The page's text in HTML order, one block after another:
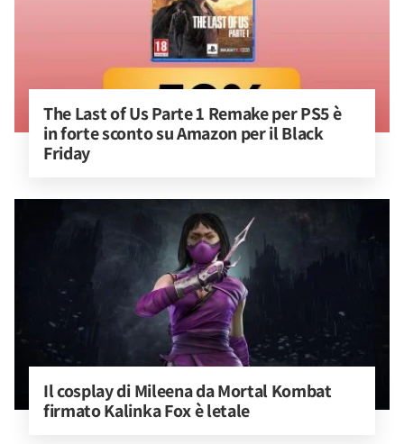
The Last of Us Parte 1 Remake per PS5 è
in forte sconto su Amazon per il Black
Friday
Il cosplay di Mileena da Mortal Kombat
firmato Kalinka Fox è letale